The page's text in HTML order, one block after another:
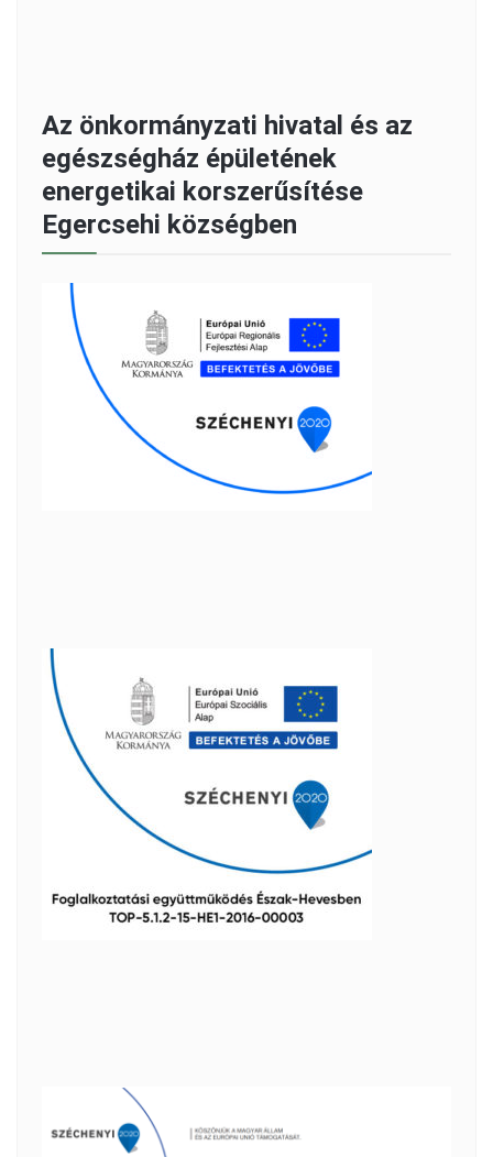
Az önkormányzati hivatal és az
egészségház épületének
energetikai korszerűsítése
Egercsehi községben